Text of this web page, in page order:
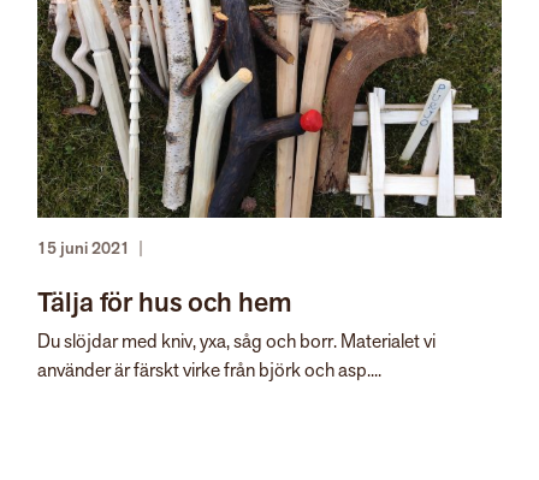
15 juni 2021
Tälja för hus och hem
Du slöjdar med kniv, yxa, såg och borr. Materialet vi
använder är färskt virke från björk och asp....